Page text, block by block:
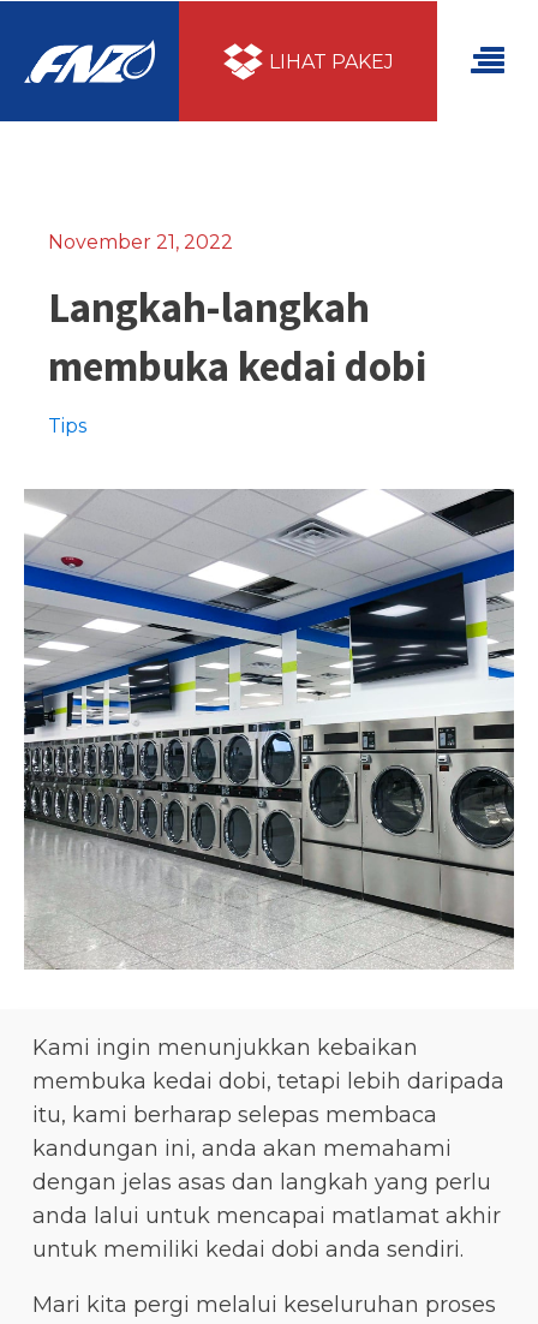
LIHAT PAKEJ
November 21, 2022
Langkah-langkah
membuka kedai dobi
Tips
Kami ingin menunjukkan kebaikan
membuka kedai dobi, tetapi lebih daripada
itu, kami berharap selepas membaca
kandungan ini, anda akan memahami
dengan jelas asas dan langkah yang perlu
anda lalui untuk mencapai matlamat akhir
untuk memiliki kedai dobi anda sendiri.
Mari kita pergi melalui keseluruhan proses